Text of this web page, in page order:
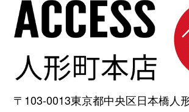
〒103-0013東京都中央区日本橋人